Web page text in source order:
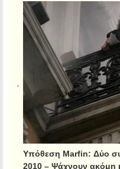
Υπόθεση Marfin: Δύο
2010 – Ψάχνουν ακόμη